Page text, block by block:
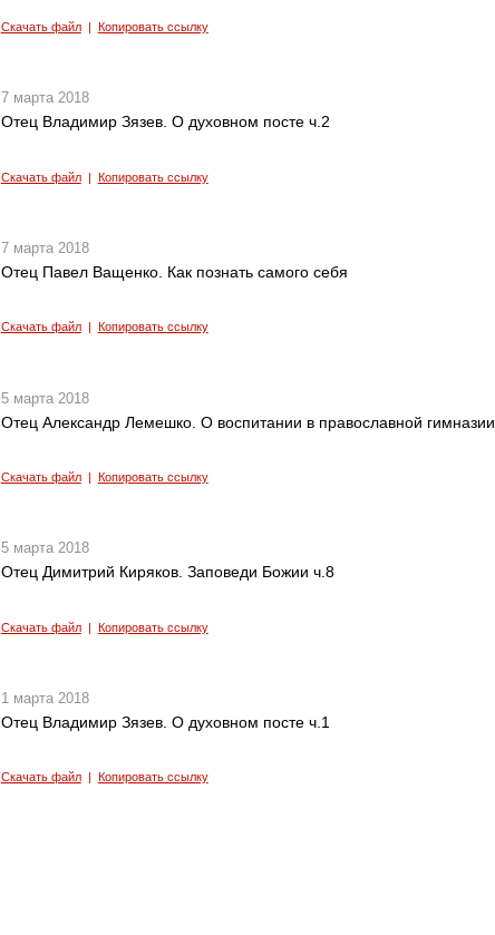
Скачать файл| Копировать ссылку
7 марта 2018
Отец Владимир Зязев. О духовном посте ч.2
Скачать файл| Копировать ссылку
7 марта 2018
Отец Павел Ващенко. Как познать самого себя
Скачать файл| Копировать ссылку
5 марта 2018
Отец Александр Лемешко. О воспитании в православной гимназии
Скачать файл| Копировать ссылку
5 марта 2018
Отец Димитрий Киряков. Заповеди Божии ч.8
Скачать файл| Копировать ссылку
1 марта 2018
Отец Владимир Зязев. О духовном посте ч.1
Скачать файл| Копировать ссылку